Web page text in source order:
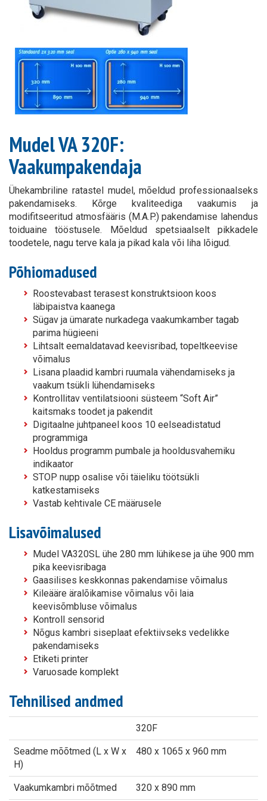
Mudel VA 320F:
Vaakumpakendaja
Ühekambriline ratastel mudel, mõeldud professionaalseks
pakendamiseks. Kõrge kvaliteediga vaakumis ja
modifitseeritud atmosfääris (M.A.P.) pakendamise lahendus
toiduaine tööstusele. Mõeldud spetsiaalselt pikkadele
toodetele, nagu terve kala ja pikad kala või liha lõigud.
Põhiomadused
Roostevabast terasest konstruktsioon koos
läbipaistva kaanega
Sügav ja ümarate nurkadega vaakumkamber tagab
parima hügieeni
Lihtsalt eemaldatavad keevisribad, topeltkeevise
võimalus
Lisana plaadid kambri ruumala vähendamiseks ja
vaakum tsükli lühendamiseks
Kontrollitav ventilatsiooni süsteem “Soft Air”
kaitsmaks toodet ja pakendit
Digitaalne juhtpaneel koos 10 eelseadistatud
programmiga
Hooldus programm pumbale ja hooldusvahemiku
indikaator
STOP nupp osalise või täieliku töötsükli
katkestamiseks
Vastab kehtivale CE määrusele
Lisavõimalused
Mudel VA320SL ühe 280 mm lühikese ja ühe 900 mm
pika keevisribaga
Gaasilises keskkonnas pakendamise võimalus
Kileääre äralõikamise võimalus või laia
keevisõmbluse võimalus
Kontroll sensorid
Nõgus kambri siseplaat efektiivseks vedelikke
pakendamiseks
Etiketi printer
Varuosade komplekt
Tehnilised andmed
320F
Seadme mõõtmed (L x W x
H)
480 x 1065 x 960 mm
Vaakumkambri mõõtmed 320 x 890 mm